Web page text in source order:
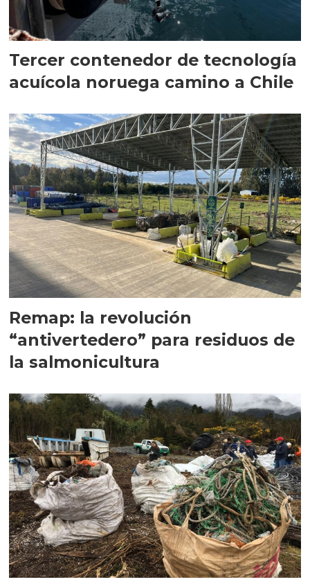
Tercer contenedor de tecnología
acuícola noruega camino a Chile
Remap: la revolución
“antivertedero” para residuos de
la salmonicultura